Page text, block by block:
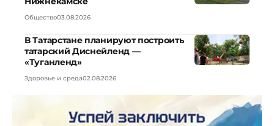
Общество03.08.2026
В Татарстане планируют построить
татарский Диснейленд —
«Туганленд»
Здоровье и среда02.08.2026